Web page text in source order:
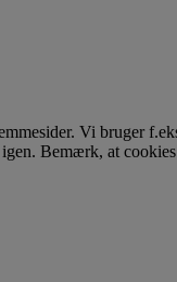
Vi bruger
Bemærk, at